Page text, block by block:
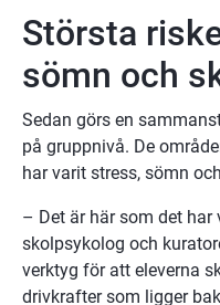
Största
sömn och
Sedan görs en
på gruppnivå. De
har varit stress, sömn
– Det är här som det
skolpsykolog och
verktyg för att eleverna
drivkrafter som ligger